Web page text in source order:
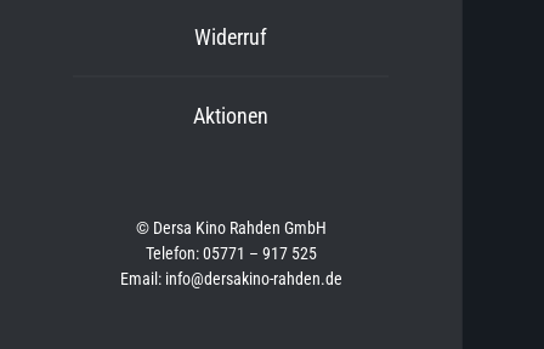
Widerruf
Aktionen
© Dersa Kino Rahden GmbH
Telefon: 05771 – 917 525
Email: info@dersakino-rahden.de